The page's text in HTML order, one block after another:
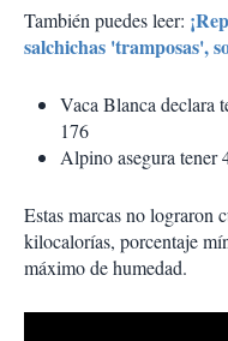
También puedes leer:
salchichas 'tramposas',
Vaca Blanca declara
176
Alpino asegura tener
Estas marcas no lograron
kilocalorías, porcentaje
máximo de humedad.